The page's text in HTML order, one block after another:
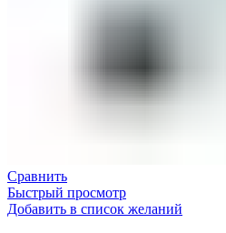
Сравнить
Быстрый просмотр
Добавить в список желаний